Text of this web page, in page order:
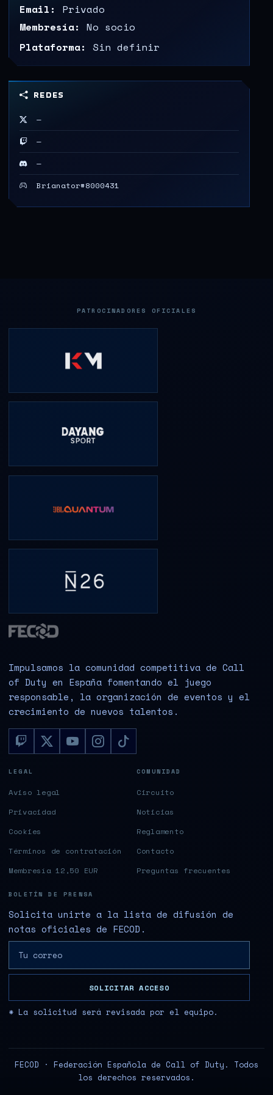
Email:
Privado
Membresía: No socio
Plataforma: Sin definir
REDES
—
—
—
Brianator#8000431
PATROCINADORES OFICIALES
Impulsamos la comunidad competitiva de Call
of Duty en España fomentando el juego
responsable, la organización de eventos y el
crecimiento de nuevos talentos.
LEGAL
Aviso legal
Privacidad
Cookies
Términos de contratación
Membresía 12,50 EUR
COMUNIDAD
Circuito
Noticias
Reglamento
Contacto
Preguntas frecuentes
BOLETÍN DE PRENSA
Solicita unirte a la lista de difusión de
notas oficiales de FECOD.
SOLICITAR ACCESO
* La solicitud será revisada por el equipo.
FECOD · Federación Española de Call of Duty. Todos
los derechos reservados.